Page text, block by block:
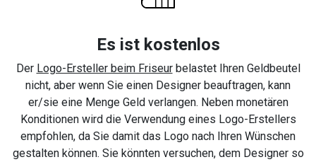
Es ist kostenlos
Der Logo-Ersteller beim Friseurbelastet Ihren Geldbeutel
nicht, aber wenn Sie einen Designer beauftragen, kann
er/sie eine Menge Geld verlangen. Neben monetären
Konditionen wird die Verwendung eines Logo-Erstellers
empfohlen, da Sie damit das Logo nach Ihren Wünschen
gestalten können. Sie könnten versuchen, dem Designer so